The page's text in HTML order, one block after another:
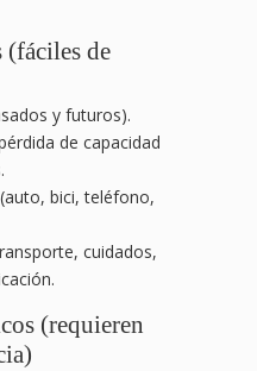
(fáciles de
y futuros).
de capacidad
bici, teléfono,
cuidados,
(requieren